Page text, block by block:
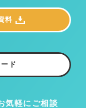
気軽にご相談
料
ド